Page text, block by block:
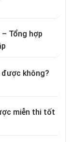
Tổng hợp
không?
miễn thi tốt